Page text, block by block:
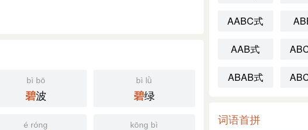
bì bō
碧波
bì lǜ
碧绿
é róng kōng bì
AABC式
AAB式
ABAB式
词语首拼